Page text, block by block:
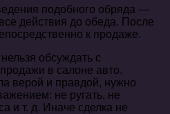
подобного обряда —
действия до обеда. После
к продаже.
обсуждать с
в салоне авто.
верой и правдой, нужно
не ругать, не
и т. д. Иначе сделка не